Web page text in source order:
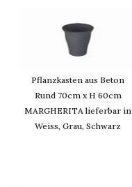
Pflanzkasten aus Beton
Rund 70cm x H 60cm
MARGHERITA lieferbar in
Weiss, Grau, Schwarz